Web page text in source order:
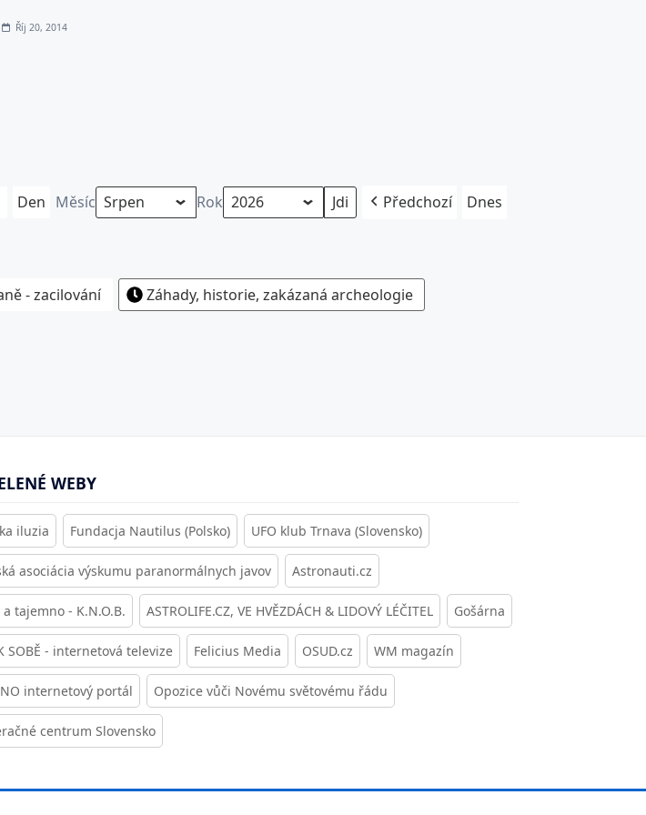
Říj 20, 2014
Den Měsíc Rok Předchozí Dnes
- zacilování Záhady, historie, zakázaná archeologie
WEBY
iluzia Fundacja Nautilus (Polsko) UFO klub Trnava (Slovensko)
asociácia výskumu paranormálnych javov Astronauti.cz
tajemno - K.N.O.B. ASTROLIFE.CZ, VE HVĚZDÁCH & LIDOVÝ LÉČITEL Gošárna
SOBĚ - internetová televize Felicius Media OSUD.cz WM magazín
internetový portál Opozice vůči Novému světovému řádu
centrum Slovensko